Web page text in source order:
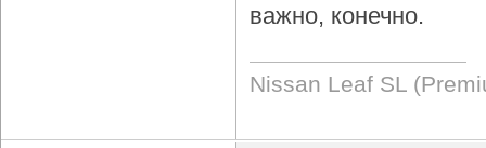
важно, конечно.
Nissan Leaf SL